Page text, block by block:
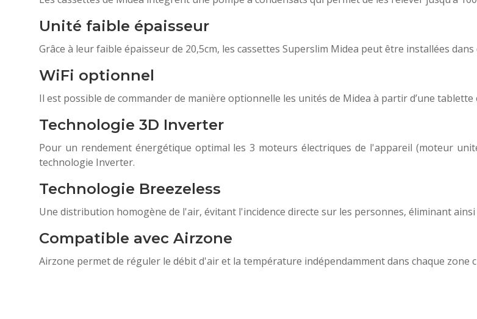
Unité faible épaisseur
Grâce à leur faible épaisseur de 20,5cm, les cassettes Superslim Midea peut être installées
WiFi optionnel
Il est possible de commander de manière optionnelle les unités de Midea à partir d’une
Technologie 3D Inverter
Pour un rendement énergétique optimal les 3 moteurs électriques de l'appareil (moteur
technologie Inverter.
Technologie Breezeless
Une distribution homogène de l'air, évitant l'incidence directe sur les personnes, éliminant
Compatible avec Airzone
Airzone permet de réguler le débit d'air et la température indépendamment dans chaque zone